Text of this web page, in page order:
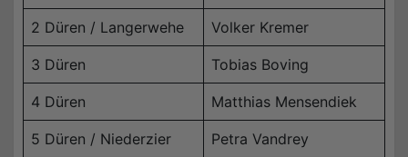
2 Düren / Langerwehe Volker Kremer
3 Düren Tobias Boving
4 Düren Matthias Mensendiek
5 Düren / Niederzier Petra Vandrey